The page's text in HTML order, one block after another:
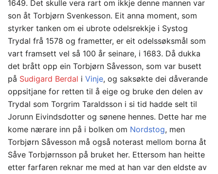
1649. Det skulle vera rart om ikkje denne mannen var
son åt Torbjørn Svenkesson. Eit anna moment, som
styrker tanken om ei ubrote odelsrekkje i Systog
Trydal frå 1578 og frametter, er eit odelssøksmål som
vart framsett vel så 100 år seinare, i 1683. Då dukka
det brått opp ein Torbjørn Såvesson, som var busett
på Sudigard Berdal i Vinje, og saksøkte dei dåverande
oppsitjane for retten til å eige og bruke den delen av
Trydal som Torgrim Taraldsson i si tid hadde selt til
Jorunn Eivindsdotter og sønene hennes. Dette har me
kome nærare inn på i bolken om Nordstog, men
Torbjørn Såvesson må også noterast mellom borna åt
Såve Torbjørnsson på bruket her. Ettersom han heitte
etter farfaren reknar me med at han var den eldste av